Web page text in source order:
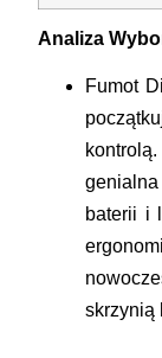
Analiza
Fumot
baterii i
skrzynią